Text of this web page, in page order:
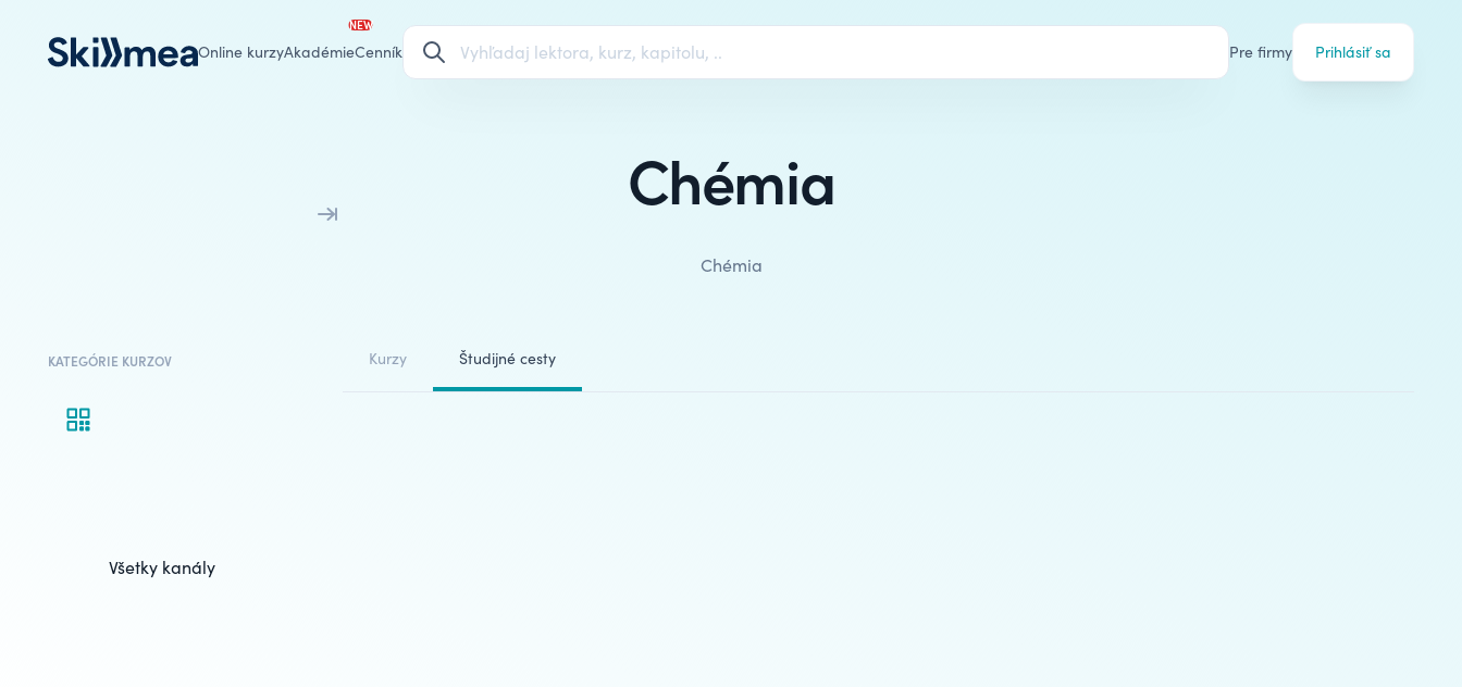
Online kurzyAkadémie
NEW
Cenník Pre firmy Prihlásiť sa
Chémia
Chémia
KATEGÓRIE KURZOV
Všetky kanály
Kurzy Študijné cesty